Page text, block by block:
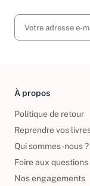
À propos
Politique de retour
Reprendre vos
Qui sommes-nous ?
Foire aux questions
Nos engagements